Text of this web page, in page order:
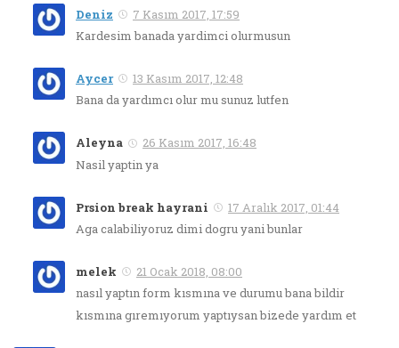
Deniz
7 Kasım 2017, 17:59
Kardesim banada yardimci olurmusun
Aycer
13 Kasım 2017, 12:48
Bana da yardımcı olur mu sunuz lutfen
Aleyna
26 Kasım 2017, 16:48
Nasil yaptin ya
Prsion break hayrani
17 Aralık 2017, 01:44
Aga calabiliyoruz dimi dogru yani bunlar
melek
21 Ocak 2018, 08:00
nasıl yaptın form kısmına ve durumu bana bildir
kısmına gıremıyorum yaptıysan bizede yardım et